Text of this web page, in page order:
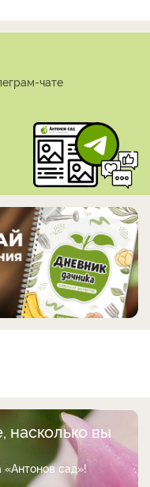
чате
насколько вы
«Антонов сад»!